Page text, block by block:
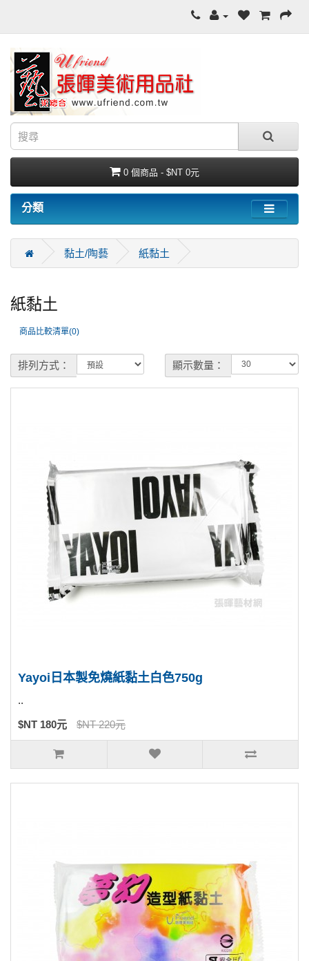
0 個商品 - $NT 0元
分類
黏土/陶藝 紙黏土
紙黏土
商品比較清單(0)
排列方式： 顯示數量：
Yayoi日本製免燒紙黏土白色750g
..
$NT 180元 $NT 220元